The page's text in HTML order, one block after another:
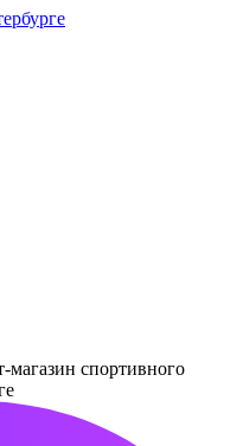
магазин спортивного